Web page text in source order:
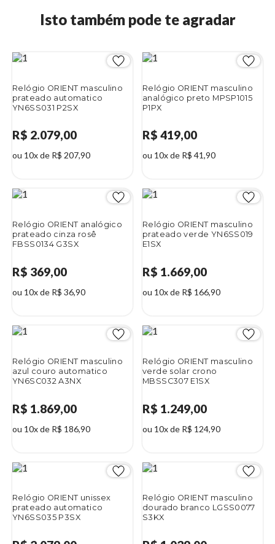
Isto também pode te agradar
Relógio ORIENT masculino
prateado automatico
YN6SS031 P2SX
R$ 2.079,00
ou 10x de R$ 207,90
Relógio ORIENT masculino
analógico preto MPSP1015
P1PX
R$ 419,00
ou 10x de R$ 41,90
Relógio ORIENT analógico
prateado cinza rosê
FBSS0134 G3SX
R$ 369,00
ou 10x de R$ 36,90
Relógio ORIENT masculino
prateado verde YN6SS019
E1SX
R$ 1.669,00
ou 10x de R$ 166,90
Relógio ORIENT masculino
azul couro automatico
YN6SC032 A3NX
R$ 1.869,00
ou 10x de R$ 186,90
Relógio ORIENT masculino
verde solar crono
MBSSC307 E1SX
R$ 1.249,00
ou 10x de R$ 124,90
Relógio ORIENT unissex
prateado automatico
YN6SS035 P3SX
Relógio ORIENT masculino
dourado branco LGSS0077
S3KX